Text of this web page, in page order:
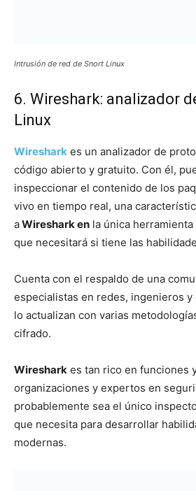
Intrusión de red de Snort Linux
6. Wireshark: analizador
Linux
Wireshark es un analizador de
código abierto y gratuito. Con él,
inspeccionar el contenido de los
vivo en tiempo real, una
aWireshark en la única
que necesitará si tiene las
Cuenta con el respaldo de una
especialistas en redes, ingenieros
lo actualizan con varias
cifrado.
Wireshark es tan rico en funciones
organizaciones y expertos en
probablemente sea el único
que necesita para desarrollar
modernas.